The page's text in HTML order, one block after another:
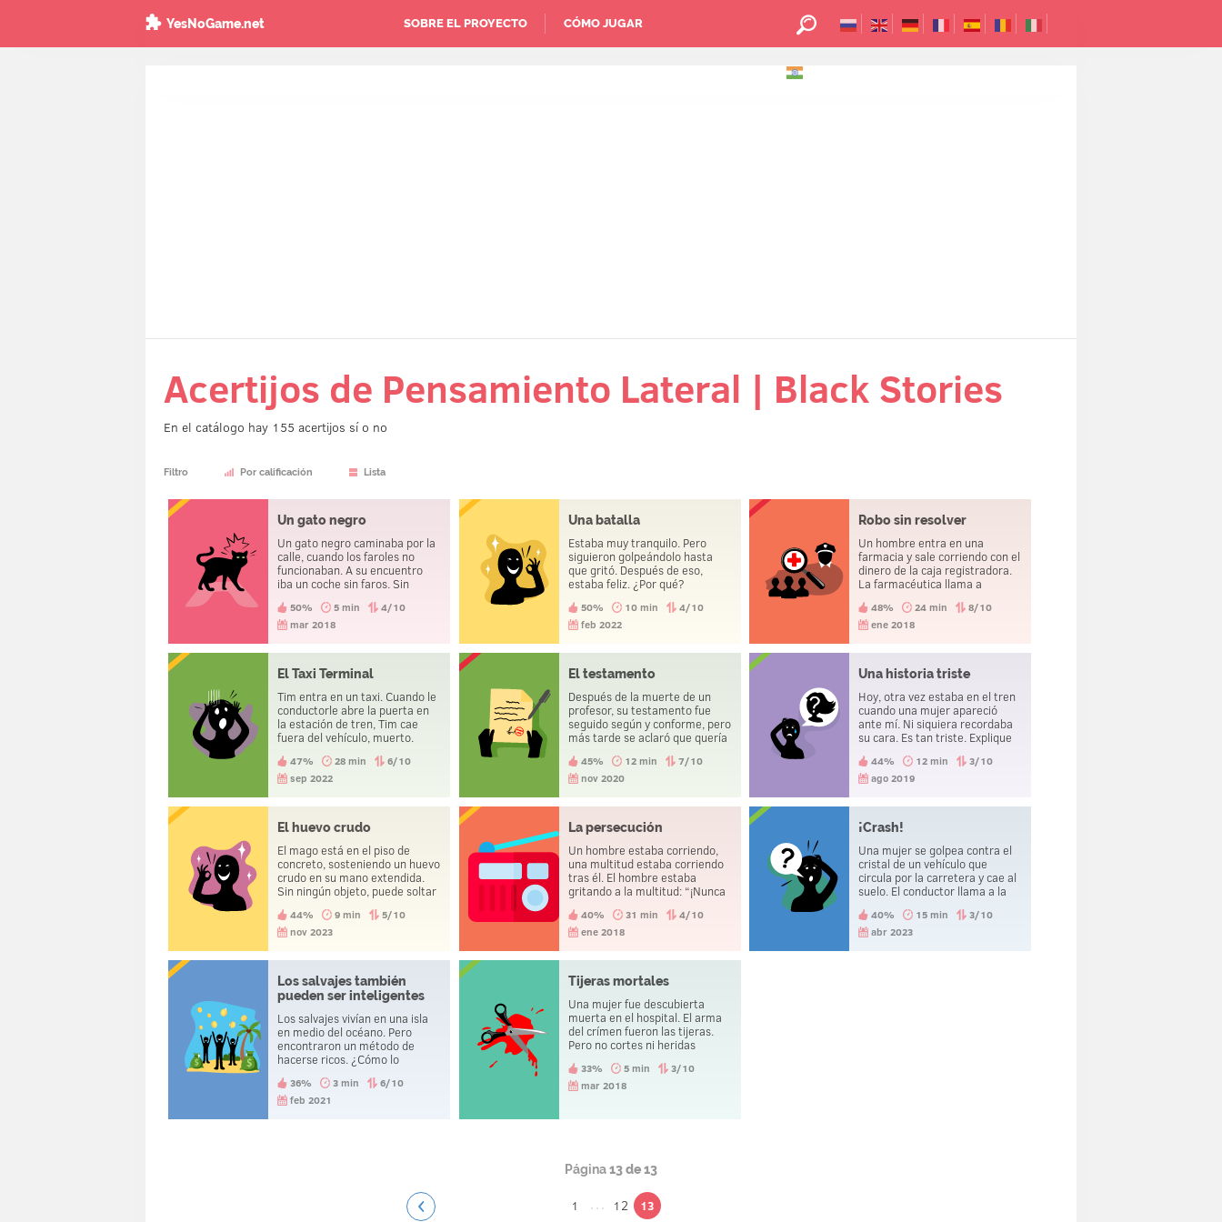
SOBRE EL PROYECTO CÓMO JUGAR
YesNoGame.net
Acertijos de Pensamiento Lateral | Black Stories
En el catálogo hay 155 acertijos sí o no
Filtro Por calificación Lista
Un gato negro
Un gato negro caminaba por la
calle, cuando los faroles no
funcionaban. A su encuentro
iba un coche sin faros. Sin
salvo.
50% 5 min
4/10
mar 2018
Una batalla
Estaba muy tranquilo. Pero
siguieron golpeándolo hasta
que gritó. Después de eso,
estaba feliz. ¿Por qué?
50% 10 min
4/10
feb 2022
Robo sin resolver
Un hombre entra en una
farmacia y sale corriendo con el
dinero de la caja registradora.
La farmacéutica llama a
un agente de policía recupera
el dinero y se lleva al hombre.
la comisaría a poner una
denuncia por robo.
48% 24 min
8/10
ene 2018
El Taxi Terminal
Tim entra en un taxi. Cuando le
conductorle abre la puerta en
la estación de tren, Tim cae
fuera del vehículo, muerto.
47% 28 min
6/10
sep 2022
El testamento
Después de la muerte de un
profesor, su testamento fue
seguido según y conforme, pero
más tarde se aclaró que quería
¿Por qué?
45% 12 min
7/10
nov 2020
Una historia triste
Hoy, otra vez estaba en el tren
cuando una mujer apareció
ante mí. Ni siquiera recordaba
su cara. Es tan triste. Explique
triste.
44% 12 min
3/10
ago 2019
El huevo crudo
El mago está en el piso de
concreto, sosteniendo un huevo
crudo en su mano extendida.
Sin ningún objeto, puede soltar
vuele un metro hacia abajo y no
se rompa. ¿Cómo lo hace?
44% 9 min
5/10
nov 2023
La persecución
Un hombre estaba corriendo,
una multitud estaba corriendo
tras él. El hombre estaba
gritando a la multitud: “¡Nunca
disparar. Las personas que lo
estaban observando están
40% 31 min
4/10
ene 2018
¡Crash!
Una mujer se golpea contra el
cristal de un vehículo que
circula por la carretera y cae al
suelo. El conductor llama a la
accidentada, se la lleva
detenida. ¿Qué pasó?
40% 15 min
3/10
abr 2023
Los salvajes también
pueden ser inteligentes
Los salvajes vivían en una isla
en medio del océano. Pero
encontraron un método de
hacerse ricos. ¿Cómo lo
36% 3 min
6/10
feb 2021
Tijeras mortales
Una mujer fue descubierta
muerta en el hospital. El arma
del crímen fueron las tijeras.
Pero no cortes ni heridas
cuerpo.
33% 5 min
3/10
mar 2018
Página13 de 13
1 ... 12 13